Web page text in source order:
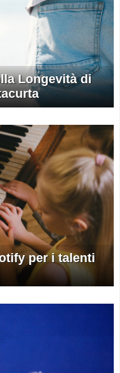
Longevità di
per i talenti